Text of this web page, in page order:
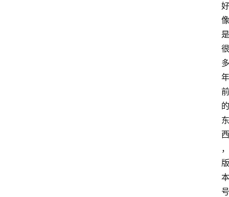
好
像
是
很
多
年
前
的
东
西
，
版
本
号